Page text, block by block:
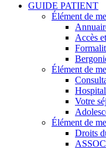
GUIDE PATIENT
Élément de
Accès
Élément de
Votre
Élément de
Droits